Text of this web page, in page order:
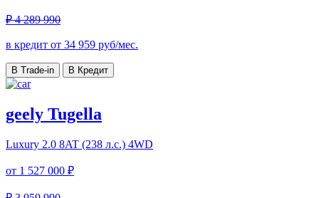
₽ 4 289 990
в кредит от 34 959 руб/мес.
В Trade-in В Кредит
geely Tugella
Luxury 2.0 8AT (238 л.с.) 4WD
от 1 527 000 ₽